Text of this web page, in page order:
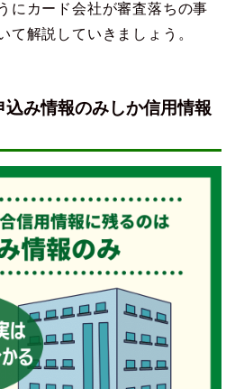
にカード会社が審査落ちの事
て解説していきましょう。
み情報のみしか信用情報